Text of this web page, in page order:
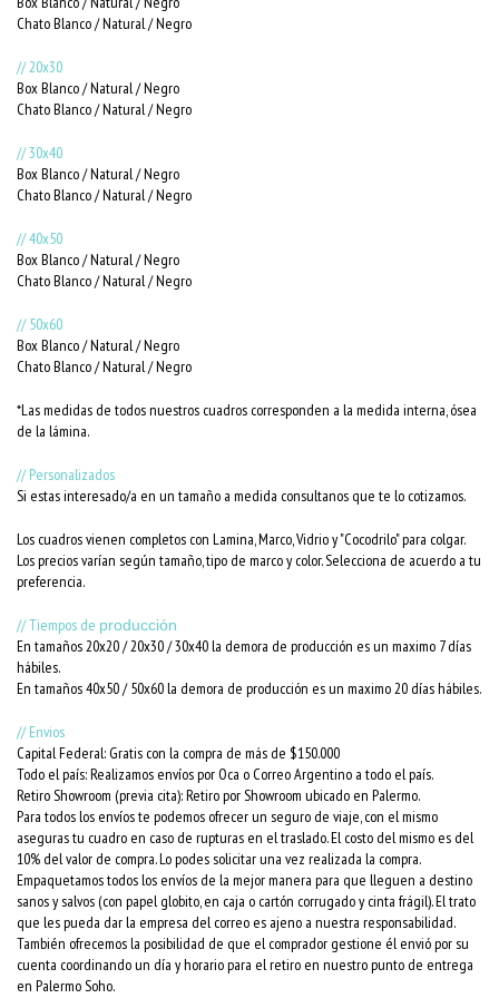
Chato Blanco / Natural / Negro
// 20x30
Box Blanco / Natural / Negro
Chato Blanco / Natural / Negro
// 30x40
Box Blanco / Natural / Negro
Chato Blanco / Natural / Negro
// 40x50
Box Blanco / Natural / Negro
Chato Blanco / Natural / Negro
// 50x60
Box Blanco / Natural / Negro
Chato Blanco / Natural / Negro
*Las medidas de todos nuestros cuadros corresponden a la medida interna, ósea
de la lámina.
// Personalizados
Si estas interesado/a en un tamaño a medida consultanos que te lo cotizamos.
Los cuadros vienen completos con Lamina, Marco, Vidrio y "Cocodrilo" para colgar.
Los precios varían según tamaño, tipo de marco y color. Selecciona de acuerdo a tu
preferencia.
// Tiempos de producción
En tamaños 20x20 / 20x30 / 30x40 la demora de producción es un maximo 7 días
hábiles.
En tamaños 40x50 / 50x60 la demora de producción es un maximo 20 días hábiles.
// Envios
Capital Federal: Gratis con la compra de más de $150.000
Todo el país: Realizamos envíos por Oca o Correo Argentino a todo el país.
Retiro Showroom (previa cita): Retiro por Showroom ubicado en Palermo.
Para todos los envíos te podemos ofrecer un seguro de viaje, con el mismo
aseguras tu cuadro en caso de rupturas en el traslado. El costo del mismo es del
10% del valor de compra. Lo podes solicitar una vez realizada la compra.
Empaquetamos todos los envíos de la mejor manera para que lleguen a destino
sanos y salvos (con papel globito, en caja o cartón corrugado y cinta frágil). El trato
que les pueda dar la empresa del correo es ajeno a nuestra responsabilidad.
También ofrecemos la posibilidad de que el comprador gestione él envió por su
cuenta coordinando un día y horario para el retiro en nuestro punto de entrega
en Palermo Soho.